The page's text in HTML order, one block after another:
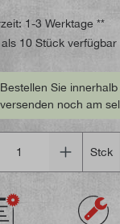
1-3 Werktage **
10 Stück
Bestellen Sie
versenden noch am
Stck